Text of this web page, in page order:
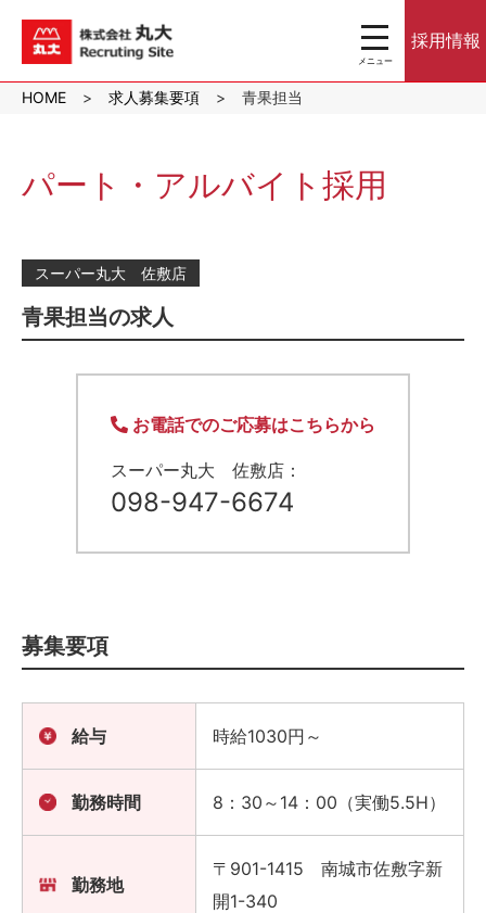
沖縄のスーパーマ
ーケット株式会社
toggle
navigation
メニュー
採用情報
HOME 求人募集要項 青果担当
パート・アルバイト採用
スーパー丸大 佐敷店
青果担当の求人
お電話でのご応募はこちらから
スーパー丸大 佐敷店：
098-947-6674
募集要項
給与 時給1030円～
勤務時間 8：30～14：00（実働5.5H）
勤務地
〒901-1415 南城市佐敷字新
開1-340